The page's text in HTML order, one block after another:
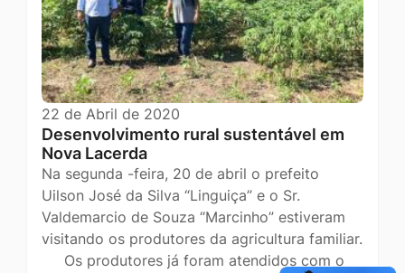
22 de Abril de 2020
Desenvolvimento rural sustentável em
Nova Lacerda
Na segunda -feira, 20 de abril o prefeito
Uilson José da Silva “Linguiça” e o Sr.
Valdemarcio de Souza “Marcinho” estiveram
visitando os produtores da agricultura familiar.
Os produtores já foram atendidos com o